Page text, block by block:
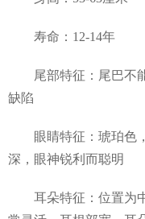
寿命：12-14年
尾部特征：尾巴不能
缺陷
眼睛特征：琥珀色，
深，眼神锐利而聪明
耳朵特征：位置为中